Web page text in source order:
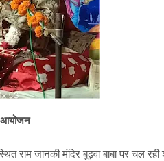
आयोजन
राम जानकी मंदिर बुढ़वा बाबा पर चल